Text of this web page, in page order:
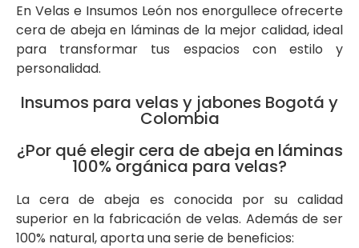
En Velas e Insumos León nos enorgullece ofrecerte
cera de abeja en láminas de la mejor calidad, ideal
para transformar tus espacios con estilo y
personalidad.
Insumos para velas y jabones Bogotá y
Colombia
¿Por qué elegir cera de abeja en láminas
100% orgánica para velas?
La cera de abeja es conocida por su calidad
superior en la fabricación de velas. Además de ser
100% natural, aporta una serie de beneficios: